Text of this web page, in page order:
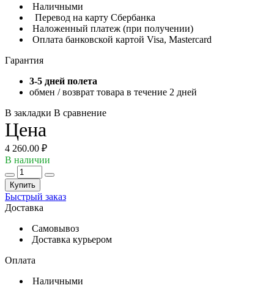
Наличными
Перевод на карту Сбербанка
Наложенный платеж (при получении)
Оплата банковской картой Visa, Mastercard
Гарантия
3-5 дней полета
обмен / возврат товара в течение 2 дней
В закладки В сравнение
Цена
4 260.00 ₽
В наличии
Купить
Быстрый заказ
Доставка
Самовывоз
Доставка курьером
Оплата
Наличными